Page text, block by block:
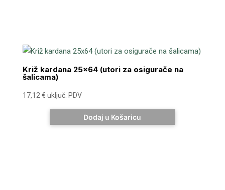
Križ kardana 25×64 (utori za osigurače na
šalicama)
17,12 € uključ. PDV
Dodaj u Košaricu